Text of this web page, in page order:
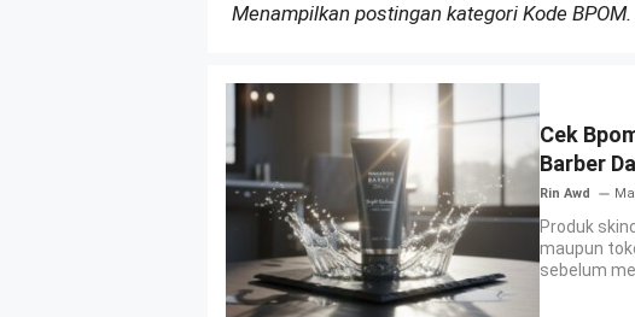
Menampilkan postingan kategori Kode BPOM.
Cek
Barber
Rin Awd
Produk
maupun
sebelum